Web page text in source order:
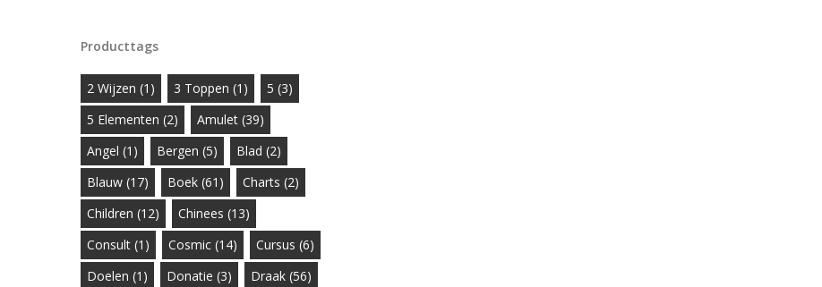
Producttags
2 Wijzen (1) 3 Toppen (1) 5 (3)
5 Elementen (2) Amulet (39)
Angel (1) Bergen (5) Blad (2)
Blauw (17) Boek (61) Charts (2)
Children (12) Chinees (13)
Consult (1) Cosmic (14) Cursus (6)
Doelen (1) Donatie (3) Draak (56)